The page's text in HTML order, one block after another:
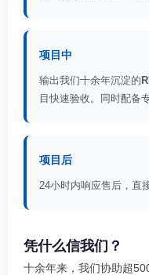
项目中
输出我们十余年沉淀的
目快速验收。同时配备
项目后
24小时内响应售后，直
凭什么信我们？
十余年来，我们协助超